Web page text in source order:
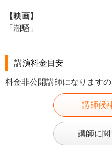
【映画】
「潮騒」
講演料金目安
料金非公開講師になります
講師候
講師に